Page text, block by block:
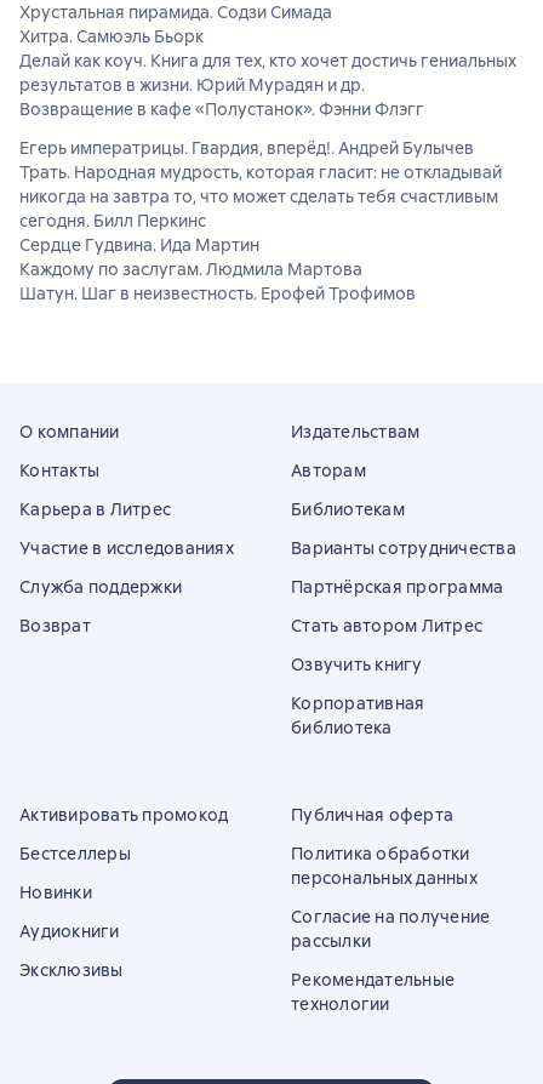
Хрустальная пирамида. Содзи Симада
Хитра. Самюэль Бьорк
Делай как коуч. Книга для тех, кто хочет достичь гениальных
результатов в жизни. Юрий Мурадян и др.
Возвращение в кафе «Полустанок». Фэнни Флэгг
Егерь императрицы. Гвардия, вперёд!. Андрей Булычев
Трать. Народная мудрость, которая гласит: не откладывай
никогда на завтра то, что может сделать тебя счастливым
сегодня. Билл Перкинс
Сердце Гудвина. Ида Мартин
Каждому по заслугам. Людмила Мартова
Шатун. Шаг в неизвестность. Ерофей Трофимов
О компании
Контакты
Карьера в Литрес
Участие в исследованиях
Служба поддержки
Возврат
Издательствам
Авторам
Библиотекам
Варианты сотрудничества
Партнёрская программа
Стать автором Литрес
Озвучить книгу
Корпоративная
библиотека
Активировать промокод
Бестселлеры
Новинки
Аудиокниги
Эксклюзивы
Публичная оферта
Политика обработки
персональных данных
Согласие на получение
рассылки
Рекомендательные
технологии